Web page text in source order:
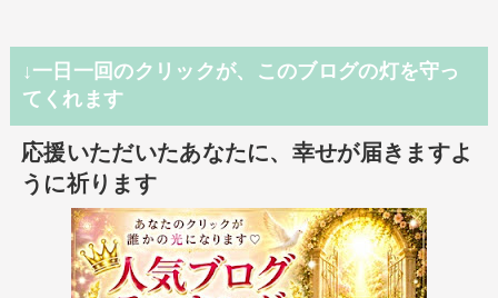
↓一日一回のクリックが、このブログの灯を守っ
てくれます
応援いただいたあなたに、幸せが届きますよ
うに祈ります